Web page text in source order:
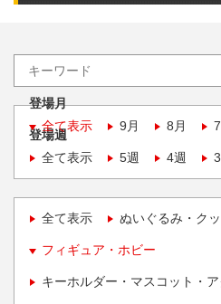
登場月
全て表示
9月 8月
登場週
全て表示
5週 4週
全て表示 ぬいぐるみ・ク
フィギュア・ホビー
キーホルダー・マスコット・